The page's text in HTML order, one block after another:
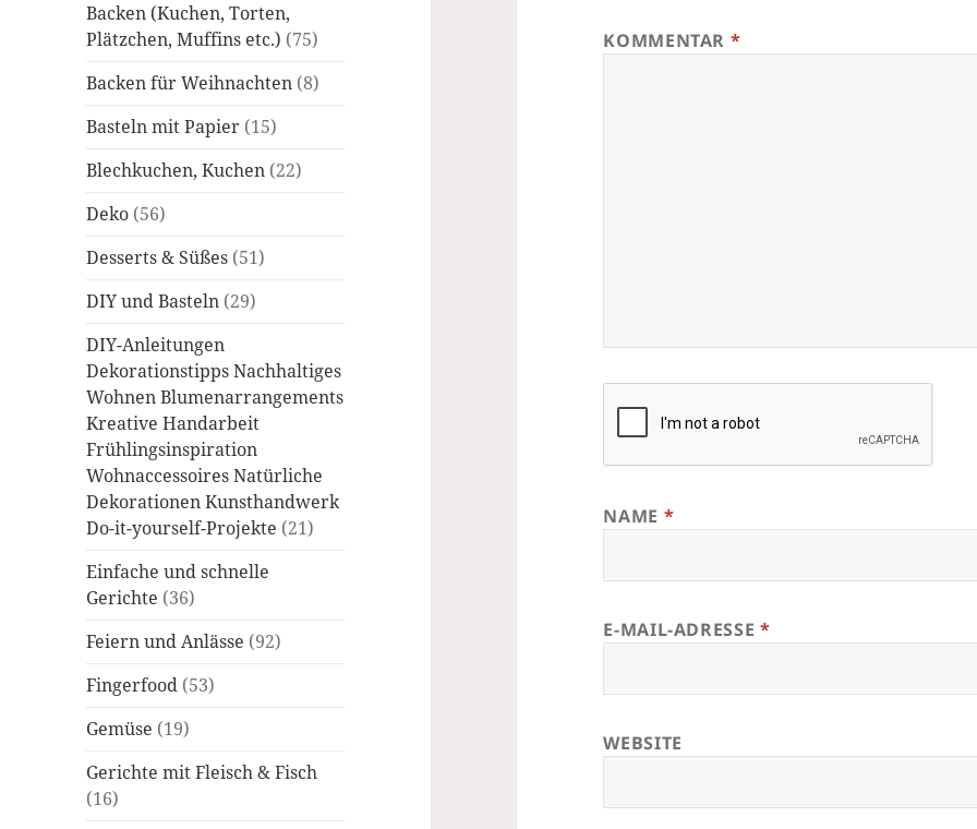
Backen (Kuchen, Torten,
Plätzchen, Muffins etc.) (75)
Backen für Weihnachten (8)
Basteln mit Papier (15)
Blechkuchen, Kuchen (22)
Deko (56)
Desserts & Süßes (51)
DIY und Basteln (29)
DIY-Anleitungen
Dekorationstipps Nachhaltiges
Wohnen Blumenarrangements
Kreative Handarbeit
Frühlingsinspiration
Wohnaccessoires Natürliche
Dekorationen Kunsthandwerk
Do-it-yourself-Projekte (21)
Einfache und schnelle
Gerichte (36)
Feiern und Anlässe (92)
Fingerfood (53)
Gemüse (19)
Gerichte mit Fleisch & Fisch
(16)
KOMMENTAR *
NAME *
E-MAIL-ADRESSE *
WEBSITE